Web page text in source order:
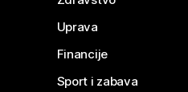
Uprava
Financije
Sport i zabava